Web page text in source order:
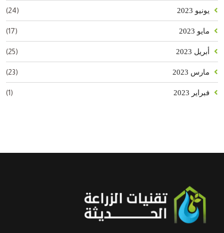
يونيو 2023 (24)
مايو 2023 (17)
أبريل 2023 (25)
مارس 2023 (23)
فبراير 2023 (1)